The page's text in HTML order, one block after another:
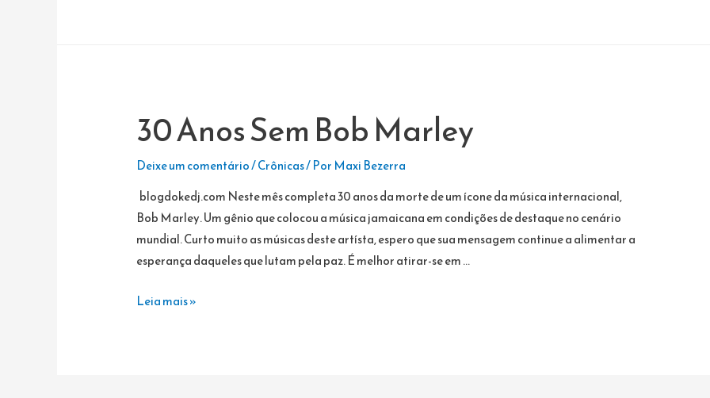
30 Anos Sem Bob Marley
Deixe um comentário/Crônicas/ Por Maxi Bezerra
blogdokedj.com Neste mês completa 30 anos da morte de um ícone da música internacional,
Bob Marley. Um gênio que colocou a música jamaicana em condições de destaque no cenário
mundial. Curto muito as músicas deste artísta, espero que sua mensagem continue a alimentar a
esperança daqueles que lutam pela paz. É melhor atirar-se em …
30
Leia mais »